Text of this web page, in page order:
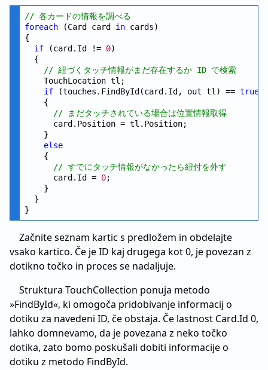
// 各カードの情報を調べる
foreach (Card card in cards)
{
if (card.Id != 0)
  {
// 紐づくタッチ情報がまだ存在するか ID で検索
    TouchLocation tl;
if (touches.FindById(card.Id, out tl) == true
    {
// まだタッチされている場合は位置情報取得
      card.Position = tl.Position;
    }
else
    {
// すでにタッチ情報がなかったら紐付を外す
      card.Id =
0;
    }
  }
Začnite seznam kartic s predložem in obdelajte
vsako kartico. Če je ID kaj drugega kot 0, je povezan z
dotikno točko in proces se nadaljuje.
Struktura TouchCollection ponuja metodo
»FindById«, ki omogoča pridobivanje informacij o
dotiku za navedeni ID, če obstaja. Če lastnost Card.Id 0,
lahko domnevamo, da je povezana z neko točko
dotika, zato bomo poskušali dobiti informacije o
dotiku z metodo FindById.